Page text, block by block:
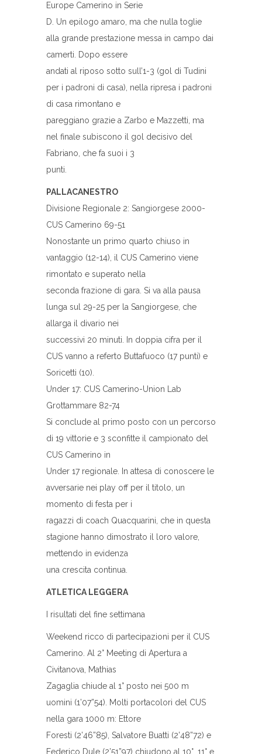
Europe Camerino in Serie
D. Un epilogo amaro, ma che nulla toglie
alla grande prestazione messa in campo dai
camerti. Dopo essere
andati al riposo sotto sull’1-3 (gol di Tudini
per i padroni di casa), nella ripresa i padroni
di casa rimontano e
pareggiano grazie a Zarbo e Mazzetti, ma
nel finale subiscono il gol decisivo del
Fabriano, che fa suoi i 3
punti.
PALLACANESTRO
Divisione Regionale 2: Sangiorgese 2000-
CUS Camerino 69-51
Nonostante un primo quarto chiuso in
vantaggio (12-14), il CUS Camerino viene
rimontato e superato nella
seconda frazione di gara. Si va alla pausa
lunga sul 29-25 per la Sangiorgese, che
allarga il divario nei
successivi 20 minuti. In doppia cifra per il
CUS vanno a referto Buttafuoco (17 punti) e
Soricetti (10).
Under 17: CUS Camerino-Union Lab
Grottammare 82-74
Si conclude al primo posto con un percorso
di 19 vittorie e 3 sconfitte il campionato del
CUS Camerino in
Under 17 regionale. In attesa di conoscere le
avversarie nei play off per il titolo, un
momento di festa per i
ragazzi di coach Quacquarini, che in questa
stagione hanno dimostrato il loro valore,
mettendo in evidenza
una crescita continua.
ATLETICA LEGGERA
I risultati del fine settimana
Weekend ricco di partecipazioni per il CUS
Camerino. Al 2° Meeting di Apertura a
Civitanova, Mathias
Zagaglia chiude al 1° posto nei 500 m
uomini (1’07”54). Molti portacolori del CUS
nella gara 1000 m: Ettore
Foresti (2’46”85), Salvatore Buatti (2’48”72) e
Federico Dule (2’51”97) chiudono al 10°, 11° e